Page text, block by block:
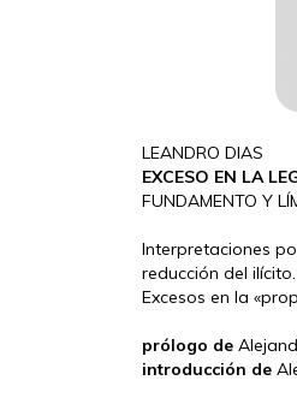
LEANDRO DIAS
EXCESO EN LA
FUNDAMENTO Y
Interpretaciones
reducción del
Excesos en la
prólogo de
introducción de